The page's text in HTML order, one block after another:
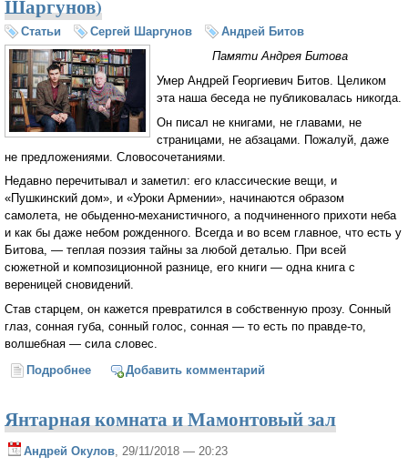
Шаргунов)
Статьи Сергей Шаргунов
Андрей Битов
Памяти Андрея Битова
Умер Андрей Георгиевич Битов. Целиком
эта наша беседа не публиковалась никогда.
Он писал не книгами, не главами, не
страницами, не абзацами. Пожалуй, даже
не предложениями. Словосочетаниями.
Недавно перечитывал и заметил: его классические вещи, и
«Пушкинский дом», и «Уроки Армении», начинаются образом
самолета, не обыденно-механистичного, а подчиненного прихоти неба
и как бы даже небом рожденного. Всегда и во всем главное, что есть у
Битова, — теплая поэзия тайны за любой деталью. При всей
сюжетной и композиционной разнице, его книги — одна книга с
вереницей сновидений.
Став старцем, он кажется превратился в собственную прозу. Сонный
глаз, сонная губа, сонный голос, сонная — то есть по правде-то,
волшебная — сила словес.
Подробнее о «Автор уходит неизвестным» (Сергей Шаргунов)
Добавить комментарий
Янтарная комната и Мамонтовый зал
Андрей Окулов , 29/11/2018 — 20:23